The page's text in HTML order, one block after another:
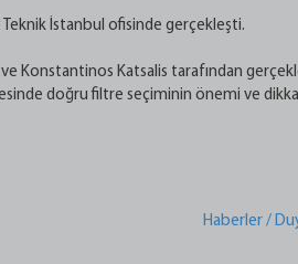
İstanbul ofisinde gerçekleşti.
Konstantinos Katsalis tarafından
doğru filtre seçiminin önemi ve
Haberler /